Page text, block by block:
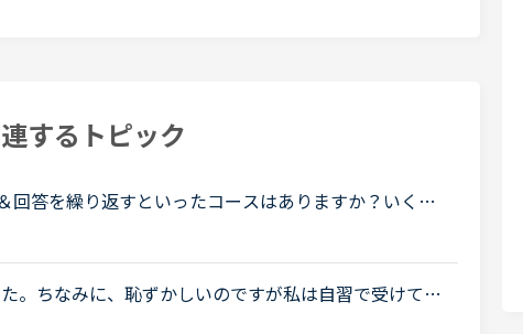
するトピック
回答を繰り返すといったコースはありますか？いくつ
の英会話のコースも、基本的には・講師の方の後に
。ちなみに、恥ずかしいのですが私は自習で受けて昨
伸ばしたいのと、速い英語の一言一言を聴き取る力